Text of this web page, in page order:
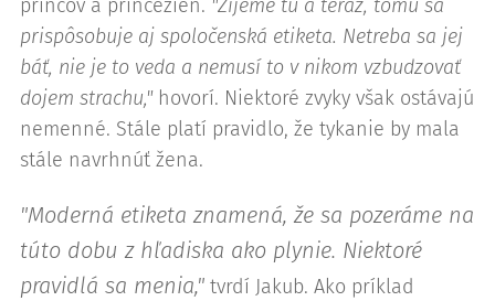
princov a princezien. "Žijeme tu a teraz, tomu sa
prispôsobuje aj spoločenská etiketa. Netreba sa jej
báť, nie je to veda a nemusí to v nikom vzbudzovať
dojem strachu,"hovorí. Niektoré zvyky však ostávajú
nemenné. Stále platí pravidlo, že tykanie by mala
stále navrhnúť žena.
"Moderná etiketa znamená, že sa pozeráme na
túto dobu z hľadiska ako plynie. Niektoré
pravidlá sa menia," tvrdí Jakub. Ako príklad